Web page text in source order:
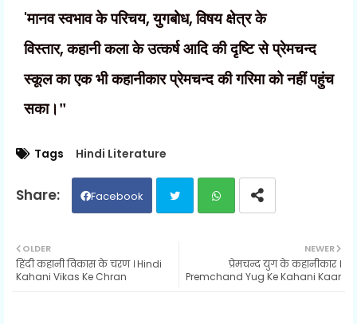
'मानव स्वभाव के परिचय,युगबोध,विषय क्षेत्र के
विस्तार,कहानी कला के उत्कर्ष आदि की दृष्टि से प्रेमचन्द
स्कूल का एक भी कहानीकार प्रेमचन्द की गरिमा को नहीं पहुंच
सका।"
Tags Hindi Literature
Facebook
NEWER
प्रेमचन्द युग के कहानीकार ।
Premchand Yug Ke Kahani Kaar
OLDER
हिंदी कहानी विकास के चरण । Hindi
Kahani Vikas Ke Chran